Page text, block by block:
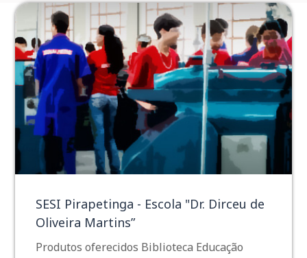
SESI Pirapetinga - Escola "Dr. Dirceu de
Oliveira Martins”
Produtos oferecidos Biblioteca Educação